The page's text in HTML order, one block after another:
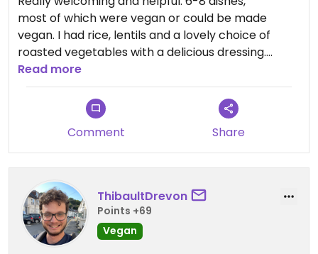
most of which were vegan or could be made
vegan. I had rice, lentils and a lovely choice of
roasted vegetables with a delicious dressing.
There don’t seem to be many v restaurant
choices here in Le Mans, but it didn’t matter
because we found this beautiful place.
Read more
Comment Share
ThibaultDrevon
Points +69
Vegan